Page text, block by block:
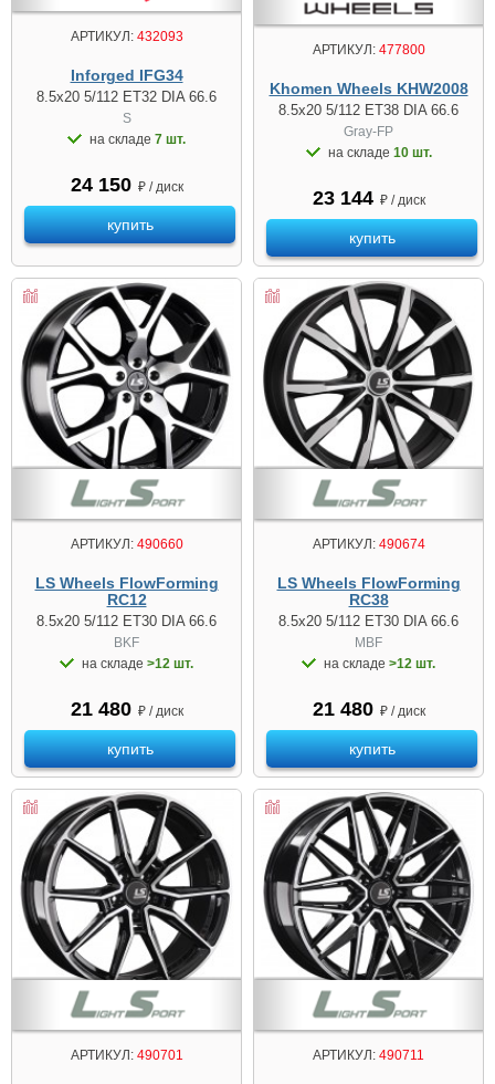
АРТИКУЛ:432093
Inforged IFG34
8.5x20 5/112 ET32 DIA 66.6
S
на складе 7 шт.
24 150 ₽ / диск
купить
АРТИКУЛ:477800
Khomen Wheels KHW2008
8.5x20 5/112 ET38 DIA 66.6
Gray-FP
на складе 10 шт.
23 144 ₽ / диск
купить
АРТИКУЛ:490660
LS Wheels FlowForming
RC12
8.5x20 5/112 ET30 DIA 66.6
BKF
на складе >12 шт.
21 480 ₽ / диск
купить
АРТИКУЛ:490674
LS Wheels FlowForming
RC38
8.5x20 5/112 ET30 DIA 66.6
MBF
на складе >12 шт.
21 480 ₽ / диск
купить
АРТИКУЛ:490701 АРТИКУЛ: 490711